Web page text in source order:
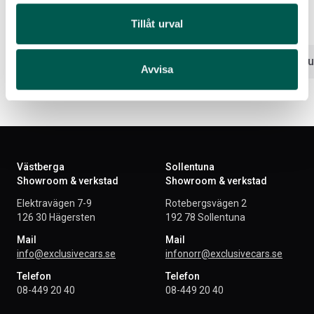
Tillåt urval
Avvisa
Lägg i
Västberga
Showroom & verkstad
Elektravägen 7-9
126 30 Hägersten
Mail
info@exclusivecars.se
Telefon
08-449 20 40
Sollentuna
Showroom & verkstad
Rotebergsvägen 2
192 78 Sollentuna
Mail
infonorr@exclusivecars.se
Telefon
08-449 20 40